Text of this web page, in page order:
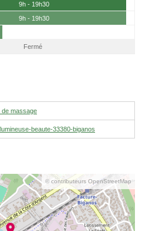
9h - 19h30
9h - 19h30
Fermé
de massage
beaute-33380-biganos
© contributeurs OpenStreetMap